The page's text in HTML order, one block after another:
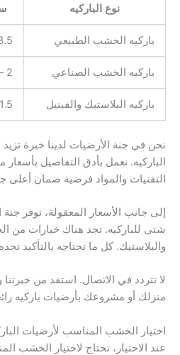
نوع الباركيه
باركيه الخشب الطبيعي 3.5 – 7 دينار
باركيه الخشب الصناعي 2 – 5 دينار كويتي
باركيه البلاستيك والفينيل 1.5 – 3 دينار كويتي
الباركيه. نعمل بأدق التفاصيل
التقنيات والمواد فرضية ضمان أعلى
إلى جانب الأسعار المعقولة، توفر جنة
شتى للباركيه. تجد هناك خيارات من
والبلاستيك. كل ما تحتاجه بالتأكيد
لا تتردد في الاتصال. استفد من خبرتنا
منزلك أو مشروعك بأرضيات باركيه
اختيار الخشب المناسب لأرضيات
عند الاختيار، تحتاج لاختيار الخشب